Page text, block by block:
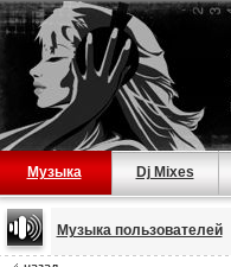
Музыка Dj Mixes
Музыка пользователей